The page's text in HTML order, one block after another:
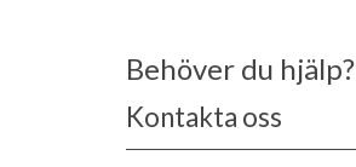
Behöver du hjälp?
Kontakta oss